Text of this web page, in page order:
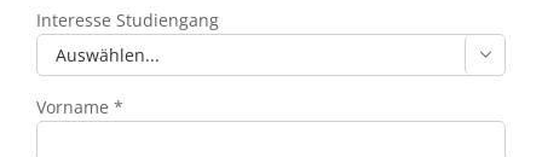
Interesse Studiengang

Vorname *